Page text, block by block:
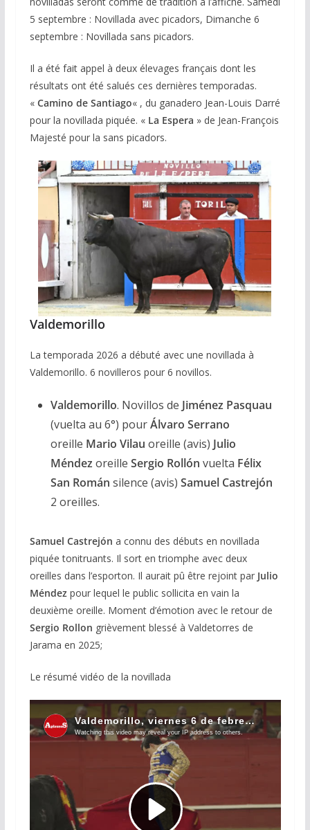
5 septembre : Novillada avec picadors, Dimanche 6
septembre : Novillada sans picadors.
Il a été fait appel à deux élevages français dont les
résultats ont été salués ces dernières temporadas.
« Camino de Santiago« , du ganadero Jean-Louis Darré
pour la novillada piquée. « La Espera » de Jean-François
Majesté pour la sans picadors.
Valdemorillo
La temporada 2026 a débuté avec une novillada à
Valdemorillo. 6 novilleros pour 6 novillos.
Valdemorillo. Novillos de Jiménez Pasquau
(vuelta au 6°) pourÁlvaro Serrano
oreille Mario Vilau oreille (avis) Julio
Méndez oreille Sergio Rollón vuelta Félix
San Román silence (avis) Samuel Castrejón
2 oreilles.
Samuel Castrejón a connu des débuts en novillada
piquée tonitruants. Il sort en triomphe avec deux
oreilles dans l’esporton. Il aurait pû être rejoint par Julio
Méndez pour lequel le public sollicita en vain la
deuxième oreille. Moment d’émotion avec le retour de
Sergio Rollon grièvement blessé à Valdetorres de
Jarama en 2025;
Le résumé vidéo de la novillada